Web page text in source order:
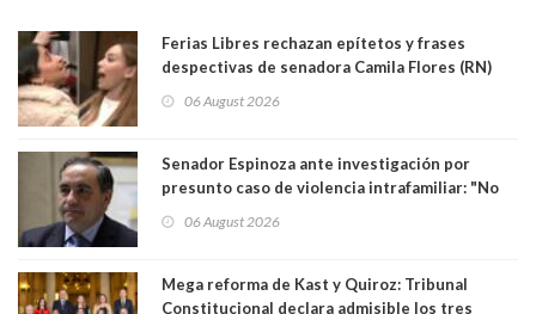
Ferias Libres rechazan epítetos y frases
despectivas de senadora Camila Flores (RN)
para maltratar a senadora Campillai
06 August 2026
Senador Espinoza ante investigación por
presunto caso de violencia intrafamiliar: "No
existe denuncia en mi contra". PS entregó
antecedentes a Tribunal Supremo
06 August 2026
Mega reforma de Kast y Quiroz: Tribunal
Constitucional declara admisible los tres